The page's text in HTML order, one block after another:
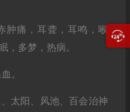
肿痛，耳聋，耳鸣，喉
，多梦，热病。
。
太阳、风池、百会治神